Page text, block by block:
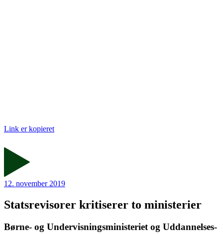
Link er kopieret
12. november 2019
Statsrevisorer kritiserer to ministerier
Børne- og Undervisningsministeriet og Uddannelses-